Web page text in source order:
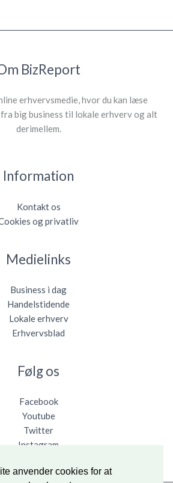
BizReport
erhvervsmedie, hvor du kan læse
big business til lokale erhverv og alt
derimellem.
Information
Kontakt os
og privatliv
Medielinks
Business i dag
Handelstidende
Lokale erhverv
Erhvervsblad
Følg os
Facebook
Youtube
Twitter
Instagram
anvender cookies for at